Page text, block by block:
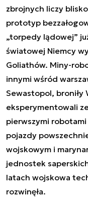
zbrojnych liczy
prototyp
„torpedy lądowej”
światowej Niemcy
Goliathów. Miny-
innymi wśród
Sewastopol, broniły
eksperymentowali
pierwszymi
pojazdy
wojskowym i
jednostek
latach wojskowa
rozwinęła.